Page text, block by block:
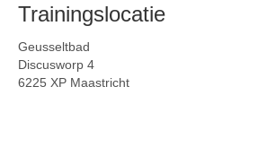
Trainingslocatie
Geusseltbad
Discusworp 4
6225 XP Maastricht